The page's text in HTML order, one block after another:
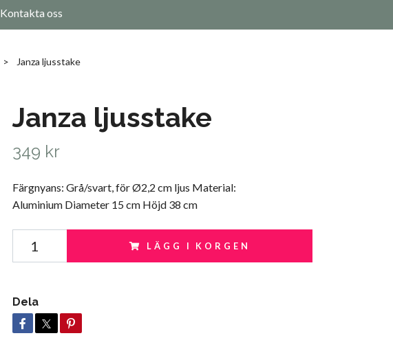
Kontakta oss
Janza ljusstake
Janza ljusstake
349 kr
Färgnyans: Grå/svart, för Ø2,2 cm ljus Material:
Aluminium Diameter 15 cm Höjd 38 cm
LÄGG I KORGEN
Dela